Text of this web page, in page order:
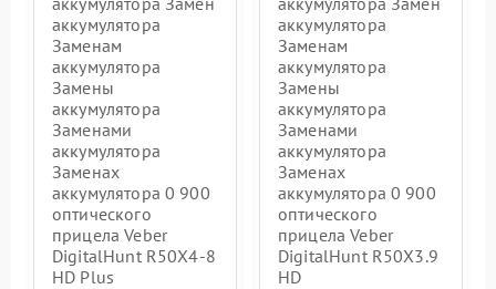
аккумулятора
Заменам
аккумулятора
Замены
аккумулятора
Заменами
аккумулятора
Заменах
аккумулятора 0 900
оптического
прицела Veber
DigitalHunt R50X4-8
HD Plus
аккумулятора
Заменам
аккумулятора
Замены
аккумулятора
Заменами
аккумулятора
Заменах
аккумулятора 0 900
оптического
прицела Veber
DigitalHunt R50X3.9
HD